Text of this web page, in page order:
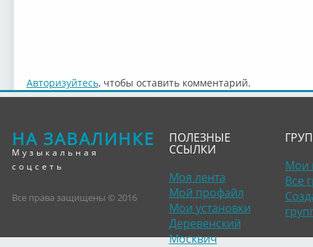
Авторизуйтесь, чтобы оставить комментарий.
НА ЗАВАЛИНКЕ
Музыкальная
соцсеть
Все права защищены © 2016
ПОЛЕЗНЫЕ
ССЫЛКИ
Моя лента
Мой профайл
Мои установки
Деревенский
Москвич
Мои
Все